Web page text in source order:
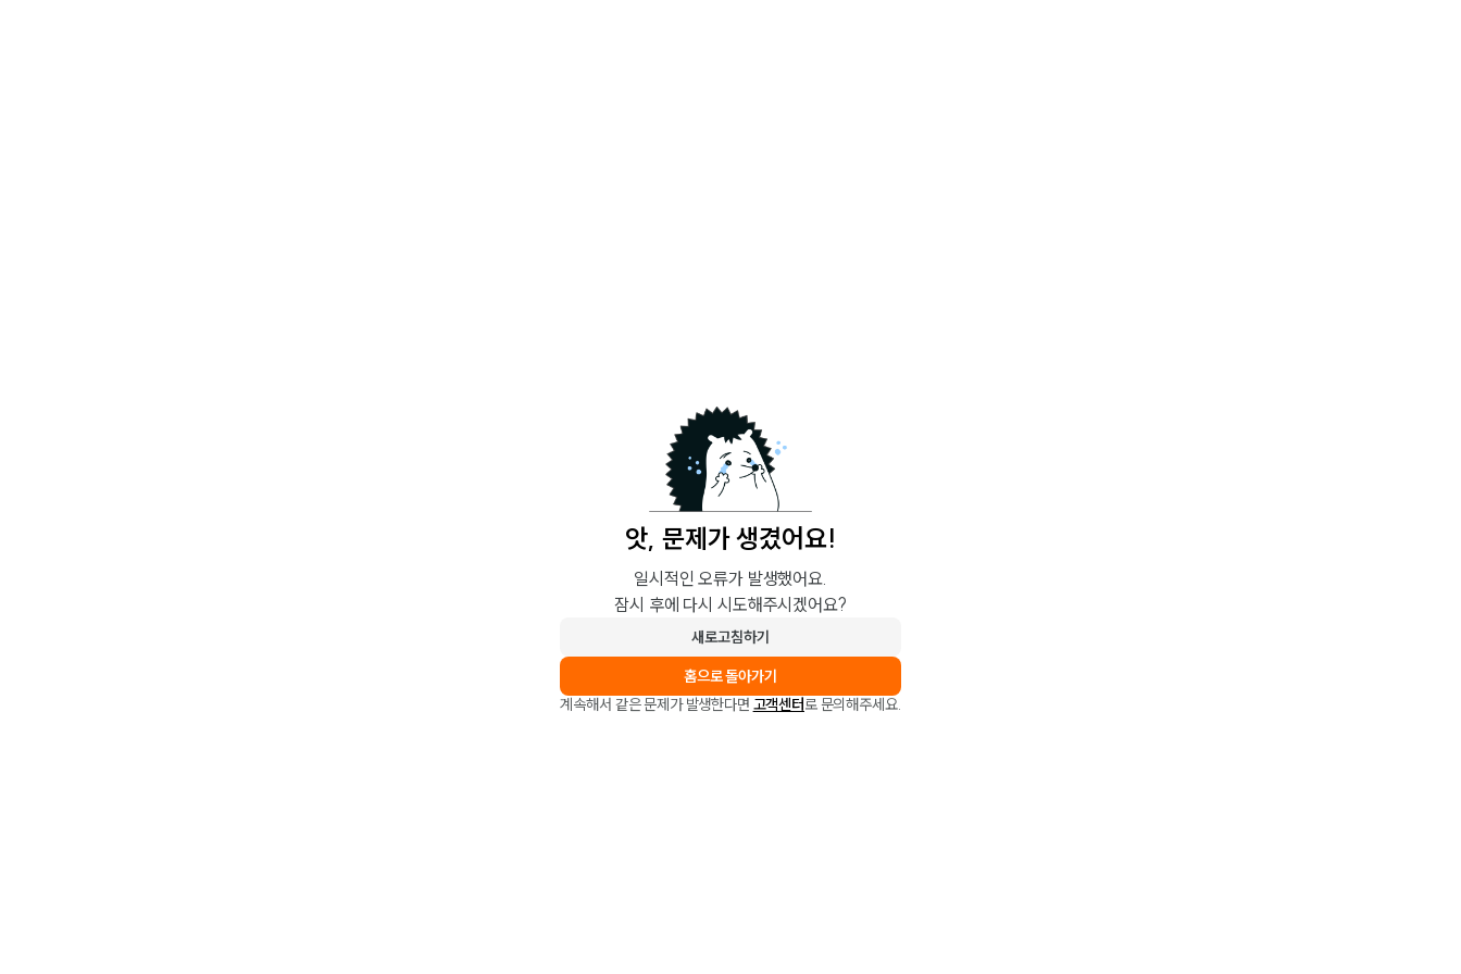
앗, 문제가 생겼어요!
일시적인 오류가 발생했어요.
잠시 후에 다시 시도해주시겠어요?
새로고침하기
홈으로 돌아가기
계속해서 같은 문제가 발생한다면 고객센터로 문의해주세요.